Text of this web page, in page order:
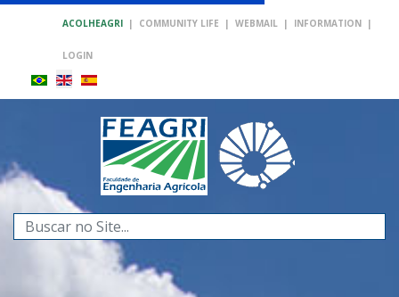
ACOLHEAGRI | COMMUNITY LIFE | WEBMAIL | INFORMATION |
LOGIN
Search
...